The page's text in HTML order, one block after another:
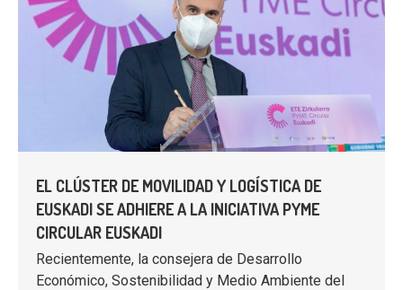
EL CLÚSTER DE MOVILIDAD Y LOGÍSTICA DE
EUSKADI SE ADHIERE A LA INICIATIVA PYME
CIRCULAR EUSKADI
Recientemente, la consejera de Desarrollo
Económico, Sostenibilidad y Medio Ambiente del